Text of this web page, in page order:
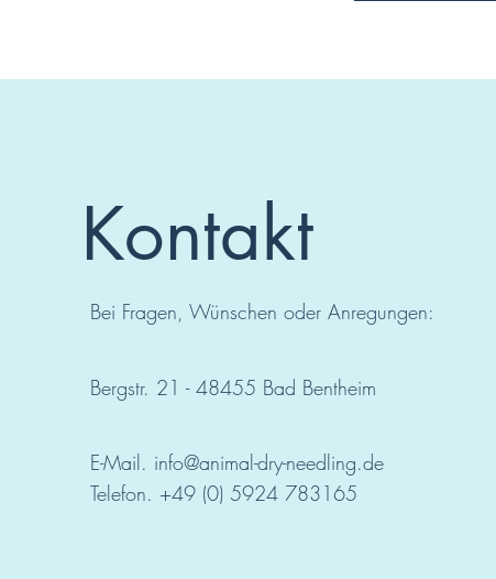
Kontakt
Bei Fragen, Wünschen oder Anregungen:
Bergstr. 21 - 48455 Bad Bentheim
E-Mail. info@animal-dry-needling.de
Telefon. +49 (0) 5924 783165